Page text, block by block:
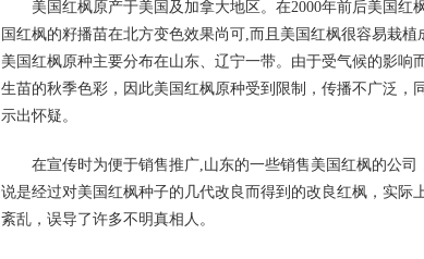
美国红枫原产于美国及加拿大地区。在2000年前后美国
国红枫的籽播苗在北方变色效果尚可,而且美国红枫很容易栽
美国红枫原种主要分布在山东、辽宁一带。由于受气候的影响
生苗的秋季色彩，因此美国红枫原种受到限制，传播不广泛，
示出怀疑。
在宣传时为便于销售推广,山东的一些销售美国红枫的公
说是经过对美国红枫种子的几代改良而得到的改良红枫，实际
紊乱，误导了许多不明真相人。